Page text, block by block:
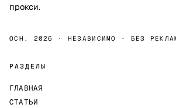
прокси.
ОСН. 2026 · НЕЗАВИСИМО · БЕЗ
РАЗДЕЛЫ
ГЛАВНАЯ
СТАТЬИ